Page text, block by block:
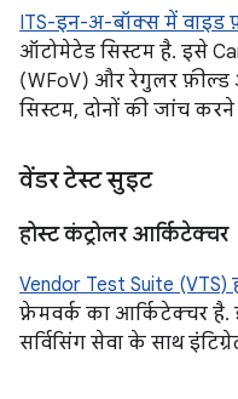
ITS-इन-अ-बॉक्स में वाइड
ऑटोमेटेड सिस्टम है. इसे
(WFoV) और रेगुलर
सिस्टम, दोनों की जांच
वेंडर टेस्ट सुइट
होस्ट कंट्रोलर आर्किटेक्चर
Vendor Test Suite (VTS)
फ़्रेमवर्क का आर्किटेक्चर
सर्विसिंग सेवा के साथ